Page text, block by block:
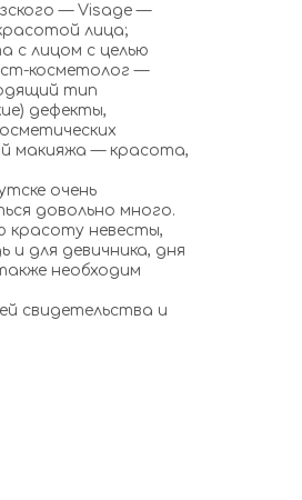
— Visage —
лица;
с лицом с целью
косметолог —
тип
дефекты,
макияжа — красота,
очень
довольно много.
красоту невесты,
для девичника, дня
необходим
свидетельства и